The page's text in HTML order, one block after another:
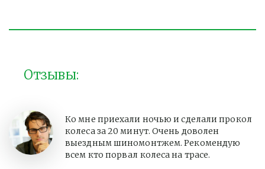
Отзывы:
Ко мне приехали ночью и сделали прокол
колеса за 20 минут. Очень доволен
выездным шиномонтжем. Рекомендую
всем кто порвал колеса на трасе.